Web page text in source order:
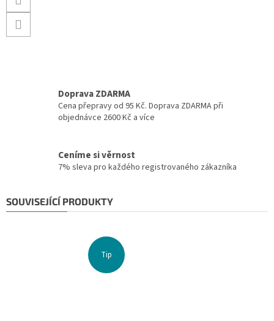
Doprava ZDARMA
Cena přepravy od 95 Kč. Doprava ZDARMA při
objednávce 2600 Kč a více
Ceníme si věrnost
7% sleva pro každého registrovaného zákazníka
SOUVISEJÍCÍ PRODUKTY
Tip